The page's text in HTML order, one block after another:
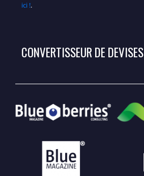
ici !.
CONVERTISSEUR DE DEVISES